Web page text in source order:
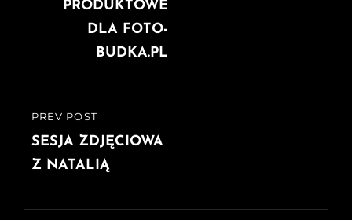
PREVIOUS
POST
PREV POST
SESJA ZDJĘCIOWA
Z NATALIĄ
PRODUKTOWE
DLA FOTO-
BUDKA.PL